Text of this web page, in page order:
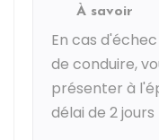
À savoir
En cas
de conduire,
présenter à
délai de 2